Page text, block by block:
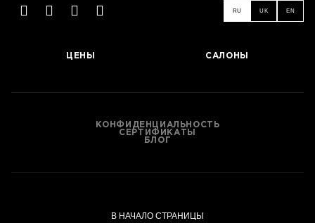
RU UK EN
ЦЕНЫ САЛОНЫ
КОНФИДЕНЦИАЛЬНОСТЬ
СЕРТИФИКАТЫ
БЛОГ
В НАЧАЛО СТРАНИЦЫ